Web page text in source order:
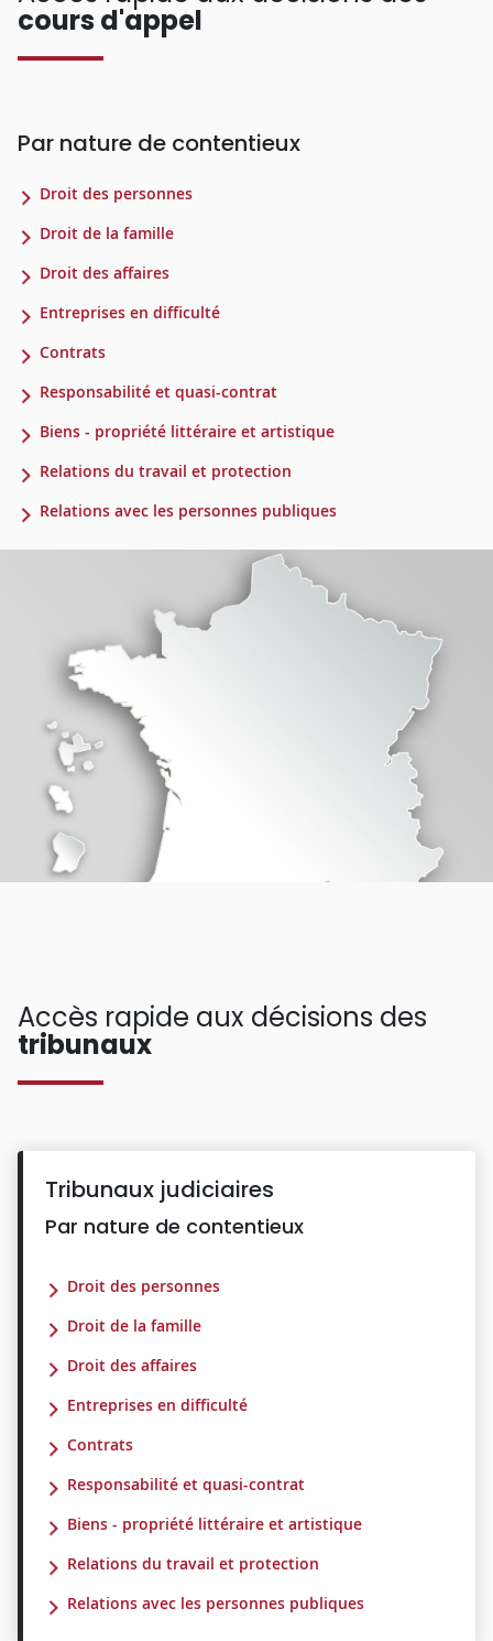
cours d'appel
Par nature de contentieux
Droit des personnes
Droit de la famille
Droit des affaires
Entreprises en difficulté
Contrats
Responsabilité et quasi-contrat
Biens - propriété littéraire et artistique
Relations du travail et protection
Relations avec les personnes publiques
Accès rapide aux décisions des
tribunaux
Tribunaux judiciaires
Par nature de contentieux
Droit des personnes
Droit de la famille
Droit des affaires
Entreprises en difficulté
Contrats
Responsabilité et quasi-contrat
Biens - propriété littéraire et artistique
Relations du travail et protection
Relations avec les personnes publiques